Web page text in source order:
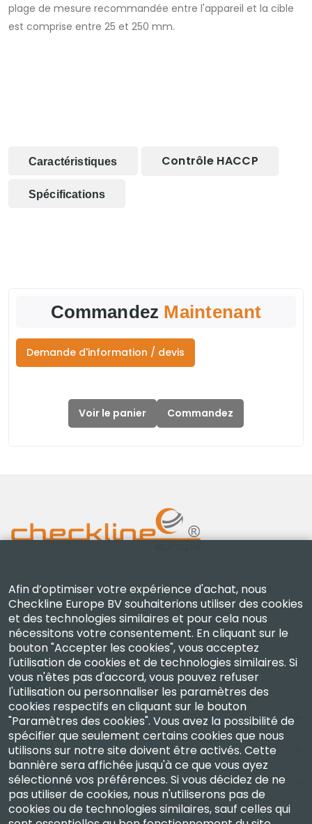
plage de mesure recommandée entre l'appareil et la cible
est comprise entre 25 et 250 mm.
Caractéristiques Contrôle HACCP
Spécifications
Commandez Maintenant
Demande d'information / devis
Voir le panier Commandez
Checkline Europe B.V. — spécialistes de la fourniture,
de l'étalonnage, de la certification et de la réparation
d'instruments de mesure de haute précision.
Entreprise
Compte
Nous Contacter
Afin d’optimiser votre expérience d'achat, nous
Checkline Europe BV souhaiterions utiliser des cookies
et des technologies similaires et pour cela nous
nécessitons votre consentement. En cliquant sur le
bouton "Accepter les cookies", vous acceptez
l'utilisation de cookies et de technologies similaires. Si
vous n'êtes pas d'accord, vous pouvez refuser
l'utilisation ou personnaliser les paramètres des
cookies respectifs en cliquant sur le bouton
"Paramètres des cookies". Vous avez la possibilité de
spécifier que seulement certains cookies que nous
utilisons sur notre site doivent être activés. Cette
bannière sera affichée jusqu'à ce que vous ayez
sélectionné vos préférences. Si vous décidez de ne
pas utiliser de cookies, nous n'utiliserons pas de
cookies ou de technologies similaires, sauf celles qui